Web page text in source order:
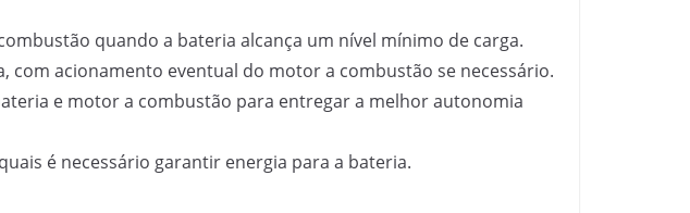
quando a bateria alcança um nível mínimo de carga.
acionamento eventual do motor a combustão se necessário.
e motor a combustão para entregar a melhor autonomia
é necessário garantir energia para a bateria.